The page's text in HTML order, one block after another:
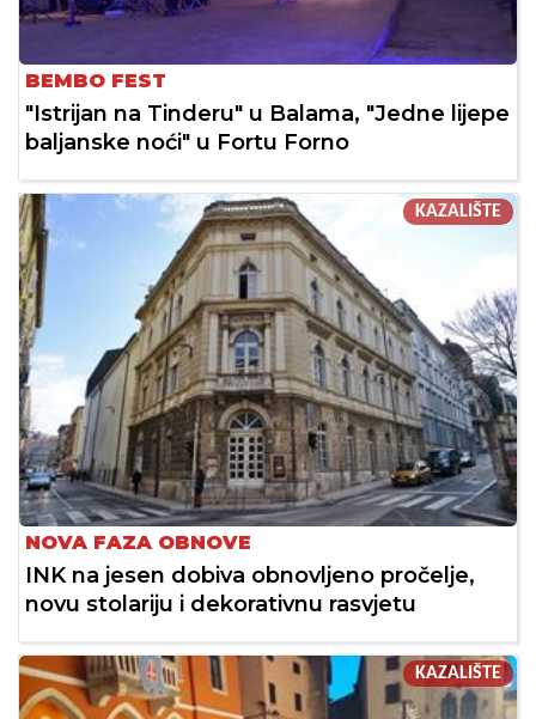
BEMBO FEST
"Istrijan na Tinderu" u Balama, "Jedne lijepe
baljanske noći" u Fortu Forno
KAZALIŠTE
NOVA FAZA OBNOVE
INK na jesen dobiva obnovljeno pročelje,
novu stolariju i dekorativnu rasvjetu
KAZALIŠTE